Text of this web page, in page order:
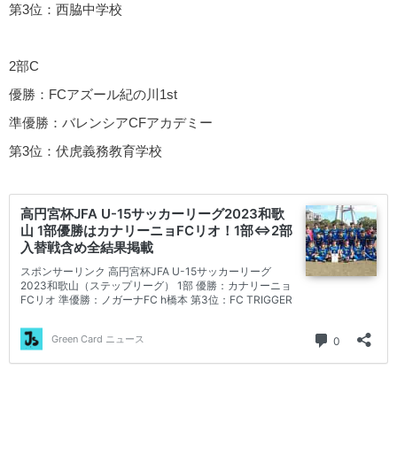
第3位：西脇中学校
2部C
優勝：FCアズール紀の川1st
準優勝：バレンシアCFアカデミー
第3位：伏虎義務教育学校